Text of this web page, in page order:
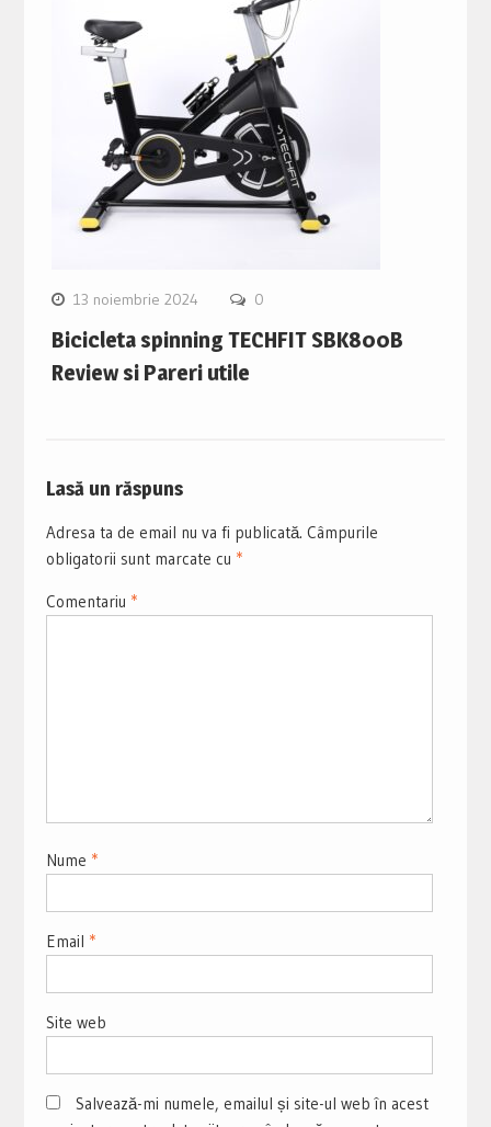
13 noiembrie 2024 0
Bicicleta spinning TECHFIT SBK800B
Review si Pareri utile
Lasă un răspuns
Adresa ta de email nu va fi publicată. Câmpurile
obligatorii sunt marcate cu *
Comentariu *
Nume *
Email *
Site web
Salvează-mi numele, emailul și site-ul web în acest